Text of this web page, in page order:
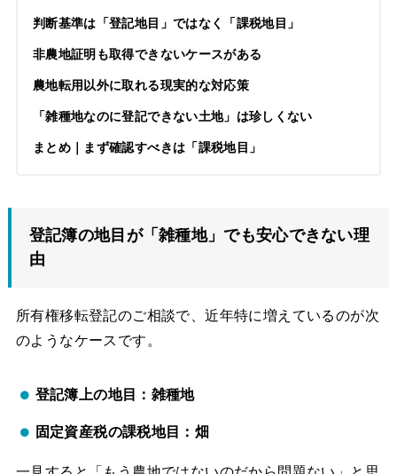
判断基準は「登記地目」ではなく「課税地目」
非農地証明も取得できないケースがある
農地転用以外に取れる現実的な対応策
「雑種地なのに登記できない土地」は珍しくない
まとめ｜まず確認すべきは「課税地目」
登記簿の地目が「雑種地」でも安心できない理
由
所有権移転登記のご相談で、近年特に増えているのが次
のようなケースです。
登記簿上の地目：雑種地
固定資産税の課税地目：畑